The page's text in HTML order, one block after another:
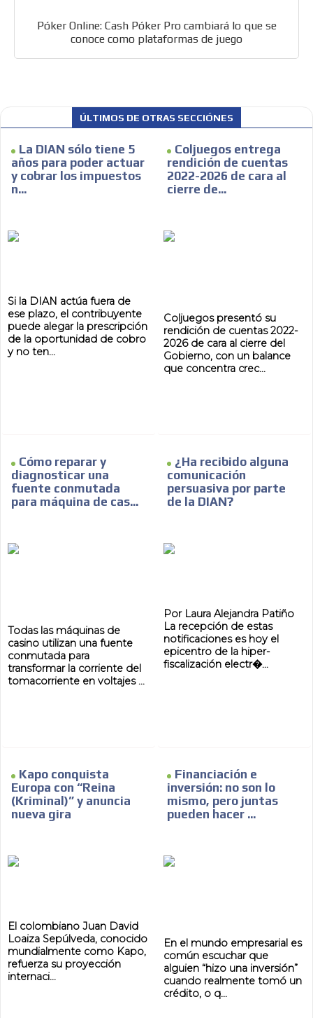
Póker Online: Cash Póker Pro cambiará lo que se
conoce como plataformas de juego
ÚLTIMOS DE OTRAS SECCIÓNES
La DIAN sólo tiene 5
años para poder actuar
y cobrar los impuestos
n...
Si la DIAN actúa fuera de
ese plazo, el contribuyente
puede alegar la prescripción
de la oportunidad de cobro
y no ten...
Coljuegos entrega
rendición de cuentas
2022-2026 de cara al
cierre de...
Coljuegos presentó su
rendición de cuentas 2022-
2026 de cara al cierre del
Gobierno, con un balance
que concentra crec...
Cómo reparar y
diagnosticar una
fuente conmutada
para máquina de cas...
Todas las máquinas de
casino utilizan una fuente
conmutada para
transformar la corriente del
tomacorriente en voltajes ...
¿Ha recibido alguna
comunicación
persuasiva por parte
de la DIAN?
Por Laura Alejandra Patiño
La recepción de estas
notificaciones es hoy el
epicentro de la hiper-
fiscalización electr�...
Kapo conquista
Europa con “Reina
(Kriminal)” y anuncia
nueva gira
El colombiano Juan David
Loaiza Sepúlveda, conocido
mundialmente como Kapo,
refuerza su proyección
internaci...
Financiación e
inversión: no son lo
mismo, pero juntas
pueden hacer ...
En el mundo empresarial es
común escuchar que
alguien “hizo una inversión”
cuando realmente tomó un
crédito, o q...